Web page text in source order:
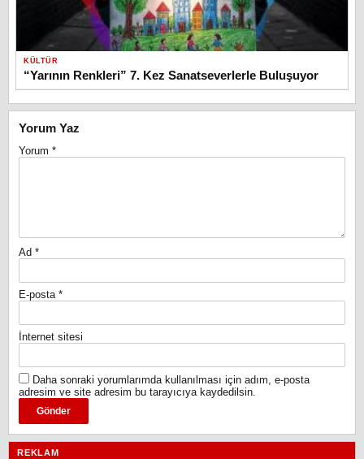
KÜLTÜR
“Yarının Renkleri” 7. Kez Sanatseverlerle Buluşuyor
Yorum Yaz
Yorum *
Ad *
E-posta *
İnternet sitesi
Daha sonraki yorumlarımda kullanılması için adım, e-posta
adresim ve site adresim bu tarayıcıya kaydedilsin.
REKLAM